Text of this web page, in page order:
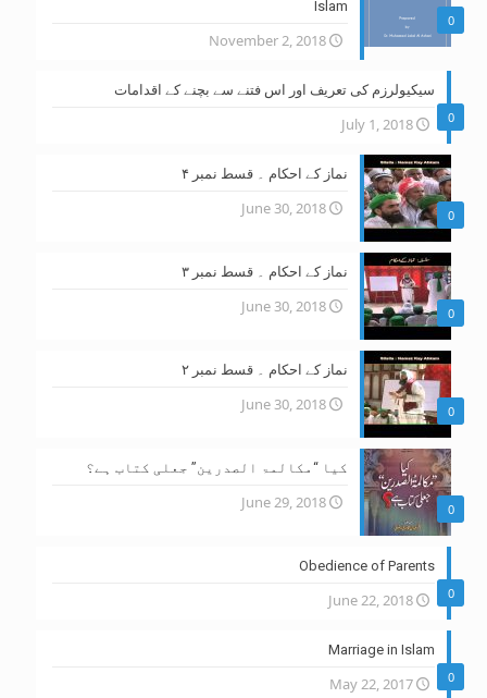
0
Islam
November 2, 2018
0
سیکیولرزم کی تعریف اور اس فتنے سے بچنے کے اقدامات
July 1, 2018
0
نماز کے احکام ۔ قسط نمبر ۴
June 30, 2018
0
نماز کے احکام ۔ قسط نمبر ۳
June 30, 2018
0
نماز کے احکام ۔ قسط نمبر ۲
June 30, 2018
0
کیا “مکالمۃ الصدرین” جعلی کتاب ہے؟
June 29, 2018
0
Obedience of Parents
June 22, 2018
0
Marriage in Islam
May 22, 2017